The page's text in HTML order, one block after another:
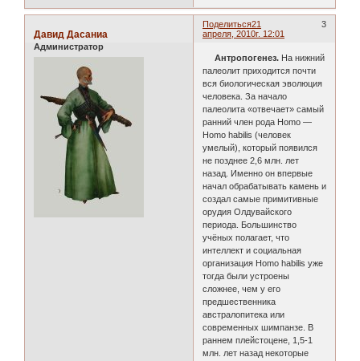
Поделиться 3
21
апреля, 2010г. 12:01
Давид Дасаниа
Администратор
Антропогенез. На нижний
палеолит приходится почти
вся биологическая эволюция
человека. За начало
палеолита «отвечает» самый
ранний член рода Homo —
Homo habilis (человек
умелый), который появился
не позднее 2,6 млн. лет
назад. Именно он впервые
начал обрабатывать камень и
создал самые примитивные
орудия Олдувайского
периода. Большинство
учёных полагает, что
интеллект и социальная
организация Homo habilis уже
тогда были устроены
сложнее, чем у его
предшественника
австралопитека или
современных шимпанзе. В
раннем плейстоцене, 1,5-1
млн. лет назад некоторые